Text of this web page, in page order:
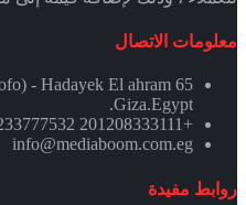
معلومات الاتصال
- Hadayek El ahram
.Giza.Egypt
+201208333111 or +20233777532
info@mediaboom.com.eg
روابط مفيدة